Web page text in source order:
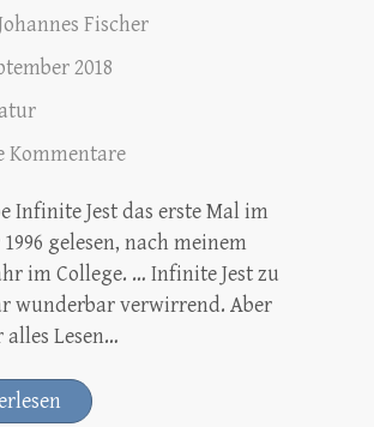
Fischer
2018
Kommentare
Infinite Jest das erste Mal im
gelesen, nach meinem
im College. … Infinite Jest zu
wunderbar verwirrend. Aber
alles Lesen…